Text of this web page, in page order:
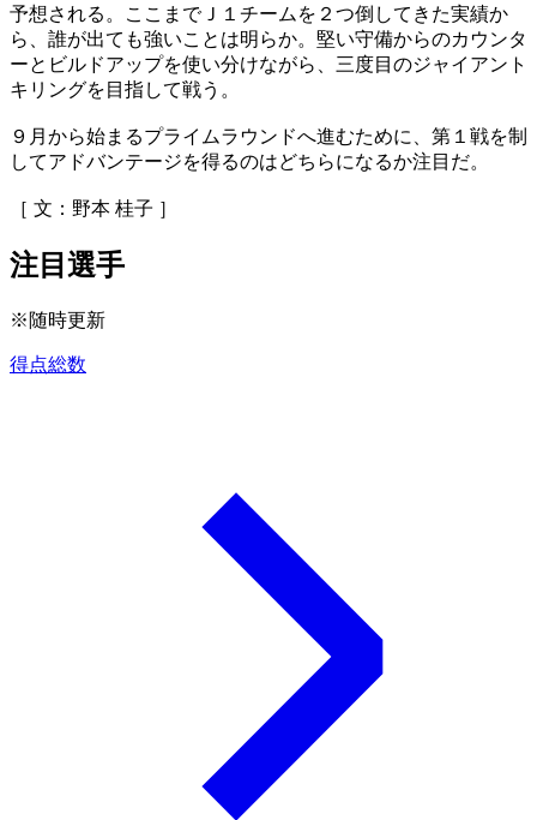
予想される。ここまでＪ１チームを２つ倒してきた実績か
ら、誰が出ても強いことは明らか。堅い守備からのカウンタ
ーとビルドアップを使い分けながら、三度目のジャイアント
キリングを目指して戦う。
９月から始まるプライムラウンドへ進むために、第１戦を制
してアドバンテージを得るのはどちらになるか注目だ。
［ 文：野本 桂子 ］
注目選手
※随時更新
得点総数